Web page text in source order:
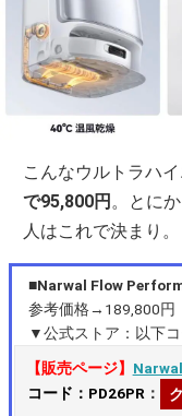
こんなウルトラハ
で95,800円 。とに
人はこれで決まり。
■Narwal Flow
参考価格→189,800円
▼公式ストア：以下
【販売ページ】
コード：PD26PR ：